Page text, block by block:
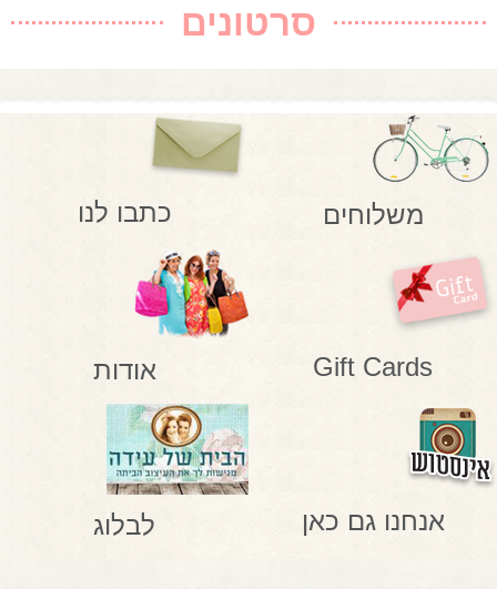
סרטונים
משלוחים כתבו לנו
Gift Cards אודות
אנחנו גם כאן לבלוג